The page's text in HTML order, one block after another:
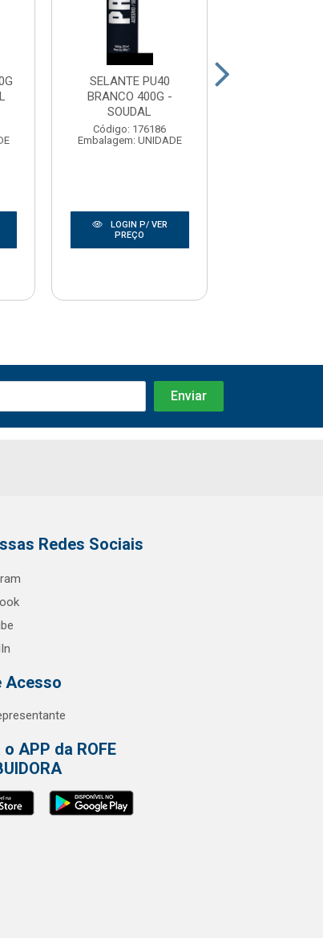
SELANTE PU40
BRANCO 400G -
SOUDAL
Código: 176186
Embalagem: UNIDADE
LOGIN P/ VER
PREÇO
Redes Sociais
Acesso
APP da ROFE